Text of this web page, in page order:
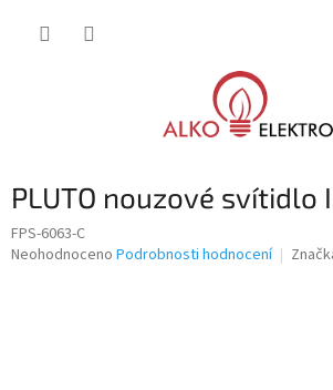
PLUTO nouzové svítidlo
FPS-6063-C
Průměrné
Neohodnoceno Podrobnosti hodnocení